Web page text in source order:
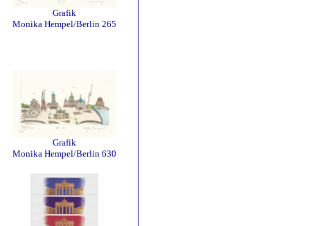
Grafik
Monika Hempel/Berlin 265
Grafik
Monika Hempel/Berlin 630